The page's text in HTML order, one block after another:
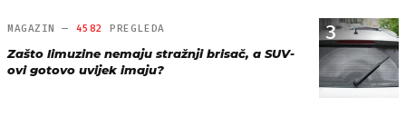
3
MAGAZIN — 4582 PREGLEDA
Zašto limuzine nemaju stražnji brisač, a SUV-
ovi gotovo uvijek imaju?